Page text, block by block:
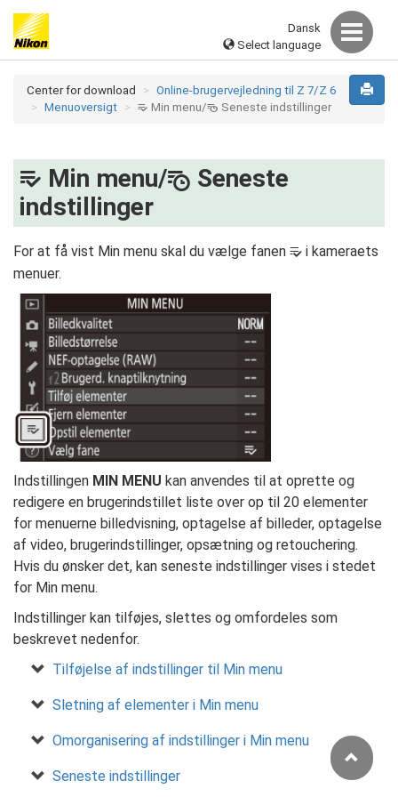
Dansk
Select language
Center for download
Online-brugervejledning til Z 7/Z 6
Menuoversigt
O Min menu/m Seneste indstillinger
O Min menu/m Seneste
indstillinger
For at få vist Min menu skal du vælge fanen O i kameraets
menuer.
Indstillingen MIN MENU kan anvendes til at oprette og
redigere en brugerindstillet liste over op til 20 elementer
for menuerne billedvisning, optagelse af billeder, optagelse
af video, brugerindstillinger, opsætning og retouchering.
Hvis du ønsker det, kan seneste indstillinger vises i stedet
for Min menu.
Indstillinger kan tilføjes, slettes og omfordeles som
beskrevet nedenfor.
Tilføjelse af indstillinger til Min menu
Sletning af elementer i Min menu
Omorganisering af indstillinger i Min menu
Seneste indstillinger